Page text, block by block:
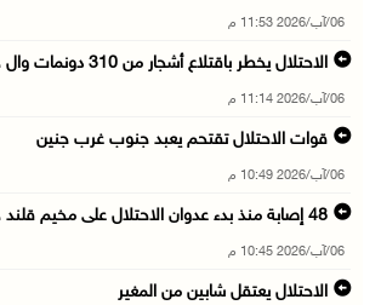
06/آب/2026 11:53 م
الاحتلال يخطر باقتلاع أشجار من 310 دونمات وال ...
06/آب/2026 11:14 م
قوات الاحتلال تقتحم يعبد جنوب غرب جنين
06/آب/2026 10:49 م
48 إصابة منذ بدء عدوان الاحتلال على مخيم قلند ...
06/آب/2026 10:45 م
الاحتلال يعتقل شابين من المغير